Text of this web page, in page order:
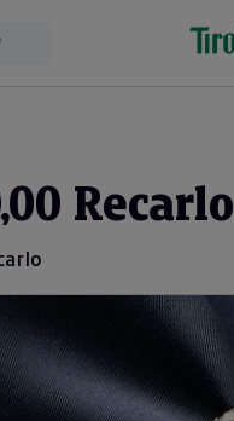
Recarlo